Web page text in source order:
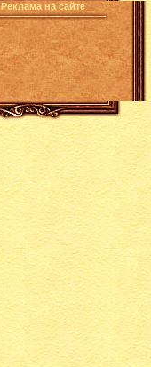
Реклама на сайте